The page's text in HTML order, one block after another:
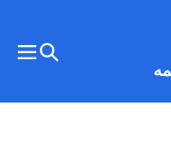
تغییر